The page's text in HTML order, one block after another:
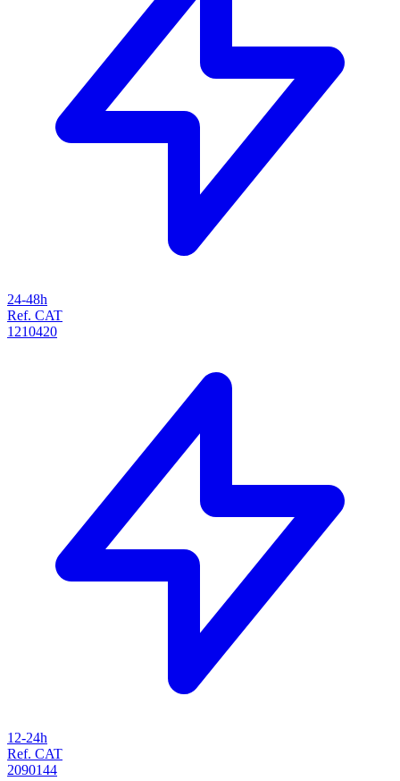
24-48h
Ref. CAT
1210420
12-24h
Ref. CAT
2090144